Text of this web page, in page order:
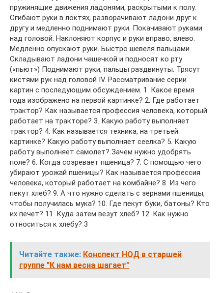
пружинящие движения ладонями, раскрытыми к полу.
Сгибают руки в локтях, разворачивают ладони друг к
другу и медленно поднимают руки. Покачивают руками
над головой. Наклоняют корпус и руки вправо, влево.
Медленно опускают руки. Быстро шевеля пальцами.
Складывают ладони чашечкой и подносят ко рту
(«пьют») Поднимают руки, пальцы раздвинуты. Трясут
кистями рук над головой IV. Рассматривание серии
картин с последующим обсуждением. 1. Какое время
года изображено на первой картинке? 2. Где работает
трактор? Как называется профессия человека, который
работает на тракторе? 3. Какую работу выполняет
трактор? 4. Как называется техника, на третьей
картинке? Какую работу выполняет сеелка? 5. Какую
работу выполняет самолет? Зачем нужно удобрять
поле? 6. Когда созревает пшеница? 7. С помощью чего
убирают урожай пшеницы? Как называется профессия
человека, который работает на комбайне? 8. Из чего
пекут хлеб? 9. А что нужно сделать с зернами пшеницы,
чтобы получилась мука? 10. Где пекут буки, батоны? Кто
их печет? 11. Куда затем везут хлеб? 12. Как нужно
относиться к хлебу? 3
Читайте также: Конспект НОД в старшей
группе "К нам весна шагает"